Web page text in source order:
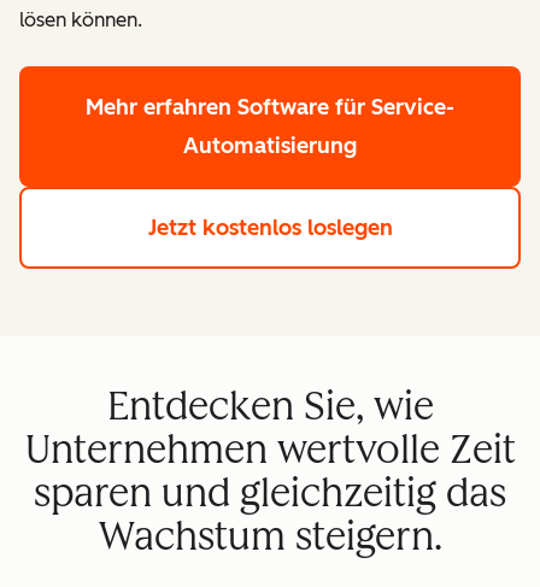
lösen können.
Mehr erfahren Software für Service-
Automatisierung
Jetzt kostenlos loslegen
Entdecken Sie, wie
Unternehmen wertvolle Zeit
sparen und gleichzeitig das
Wachstum steigern.